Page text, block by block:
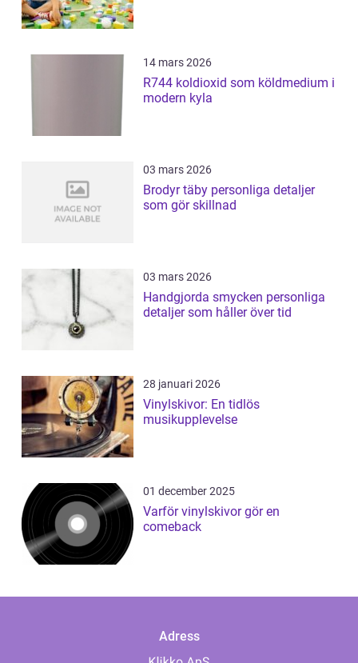
14 mars 2026
R744 koldioxid som köldmedium i
modern kyla
03 mars 2026
Brodyr täby personliga detaljer
som gör skillnad
03 mars 2026
Handgjorda smycken personliga
detaljer som håller över tid
28 januari 2026
Vinylskivor: En tidlös
musikupplevelse
01 december 2025
Varför vinylskivor gör en
comeback
Adress